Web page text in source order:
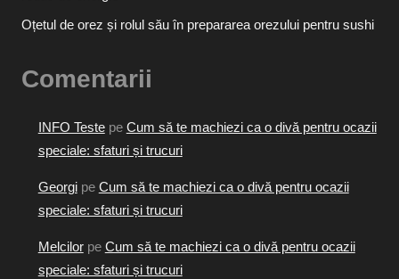
Oțetul de orez și rolul său în prepararea orezului pentru sushi
Comentarii
INFO Testepe Cum să te machiezi ca o divă pentru ocazii
speciale: sfaturi și trucuri
Georgipe Cum să te machiezi ca o divă pentru ocazii
speciale: sfaturi și trucuri
Melcilorpe Cum să te machiezi ca o divă pentru ocazii
speciale: sfaturi și trucuri